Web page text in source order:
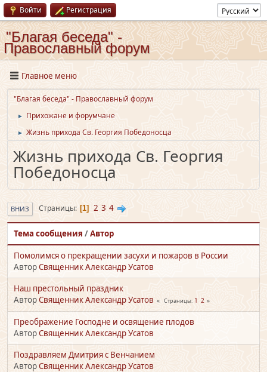
Войти Регистрация
"Благая беседа" -
Православный форум
Главное меню
"Благая беседа" - Православный форум
► Прихожане и форумчане
► Жизнь прихода Св. Георгия Победоносца
Жизнь прихода Св. Георгия
Победоносца
ВНИЗ Страницы 1 2 3 4
Тема сообщения /Автор
Помолимся о прекращении засухи и пожаров в России
АвторСвященник Александр Усатов
Наш престольный праздник
АвторСвященник Александр Усатов Страницы 1 2
Преображение Господне и освящение плодов
АвторСвященник Александр Усатов
Поздравляем Дмитрия с Венчанием
АвторСвященник Александр Усатов